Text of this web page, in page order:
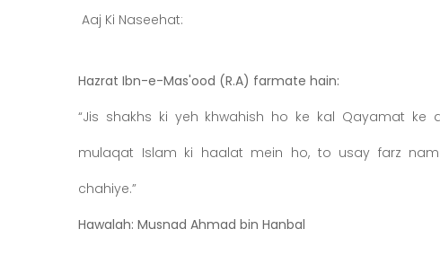
Aaj Ki Naseehat:
Hazrat Ibn-e-Mas'ood (R.A) farmate hain:
“Jis shakhs ki yeh khwahish ho ke kal Qayamat ke
mulaqat Islam ki haalat mein ho, to usay farz
chahiye.”
Hawalah: Musnad Ahmad bin Hanbal